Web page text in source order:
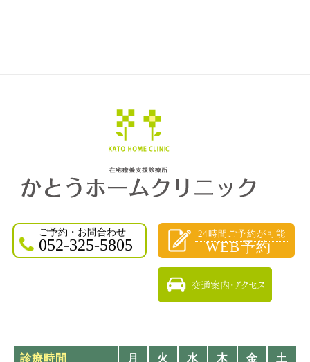
ご予約・お問合わせ
052-325-5805
24時間ご予約が可能
WEB予約
診療時間 月 火 水 木 金 土